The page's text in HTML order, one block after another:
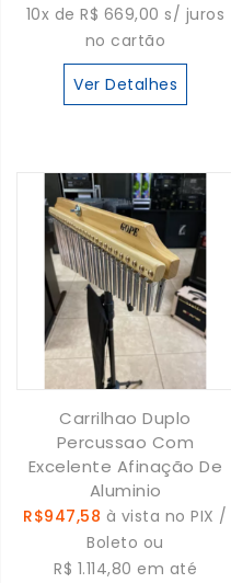
10x de R$ 669,00 s/ juros
no cartão
Ver Detalhes
Carrilhao Duplo
Percussao Com
Excelente Afinação De
Aluminio
R$947,58 à vista no PIX /
Boleto ou
R$ 1.114,80 em até